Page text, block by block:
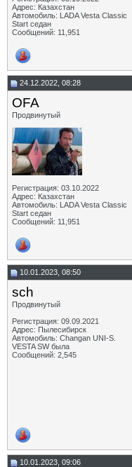
Адрес: Казахстан
Автомобиль: LADA Vesta Classic
Start седан
Сообщений: 11,951
24.12.2022, 08:28
OFA
Продвинутый
Регистрация: 03.10.2022
Адрес: Казахстан
Автомобиль: LADA Vesta Classic
Start седан
Сообщений: 11,951
10.01.2023, 08:50
sch
Продвинутый
Регистрация: 09.09.2021
Адрес: Пылесибирск
Автомобиль: Changan UNI-S.
VESTA SW была
Сообщений: 2,545
10.01.2023, 09:06